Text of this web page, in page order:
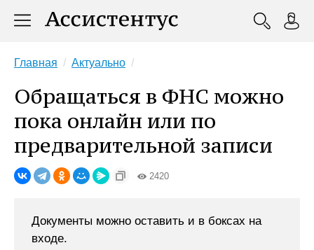
Главная Актуально
Обращаться в ФНС можно
пока онлайн или по
предварительной записи
2420
Документы можно оставить и в боксах на
входе.